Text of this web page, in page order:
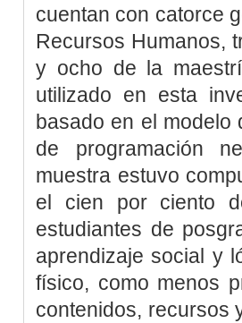
cuentan con catorce
Recursos Humanos,
y ocho de la
utilizado en esta
basado en el modelo
de programación
muestra estuvo
el cien por ciento
estudiantes de
aprendizaje social y
físico, como menos
contenidos, recursos